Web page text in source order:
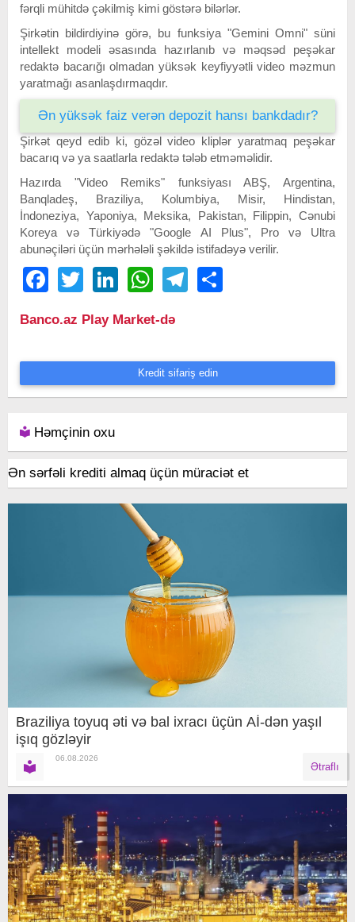
fərqli mühitdə çəkilmiş kimi göstərə bilərlər.
Şirkətin bildirdiyinə görə, bu funksiya "Gemini Omni" süni
intellekt modeli əsasında hazırlanıb və məqsəd peşəkar
redaktə bacarığı olmadan yüksək keyfiyyətli video məzmun
yaratmağı asanlaşdırmaqdır.
Ən yüksək faiz verən depozit hansı bankdadır?
Şirkət qeyd edib ki, gözəl video kliplər yaratmaq peşəkar
bacarıq və ya saatlarla redaktə tələb etməməlidir.
Hazırda "Video Remiks" funksiyası ABŞ, Argentina,
Banqladeş, Braziliya, Kolumbiya, Misir, Hindistan,
İndoneziya, Yaponiya, Meksika, Pakistan, Filippin, Cənubi
Koreya və Türkiyədə "Google AI Plus", Pro və Ultra
abunəçiləri üçün mərhələli şəkildə istifadəyə verilir.
FacebookTwitter LinkedIn WhatsAppTelegram
Banco.az Play Market-də
Kredit sifariş edin
Həmçinin oxu
Ən sərfəli krediti almaq üçün müraciət et
Braziliya toyuq əti və bal ixracı üçün Aİ-dən yaşıl
işıq gözləyir
06.08.2026
Ətraflı